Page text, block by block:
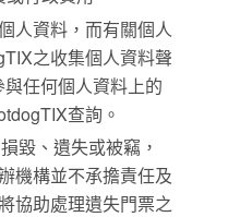
人資料，而有關個人
之收集個人資料聲
任何個人資料上的
查詢。
毀、遺失或被竊，
機構並不承擔責任及
協助處理遺失門票之